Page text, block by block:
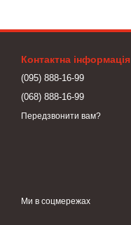
Контактна інформація
(095) 888-16-99
(068) 888-16-99
Передзвонити вам?
Ми в соцмережах